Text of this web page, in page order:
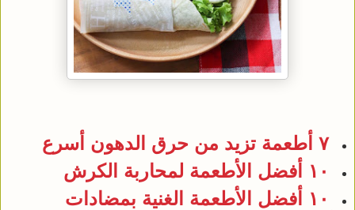
٧ أطعمة تزيد من حرق الدهون أسرع
١٠ أفضل الأطعمة لمحاربة الكرش
١٠ أفضل الأطعمة الغنية بمضادات